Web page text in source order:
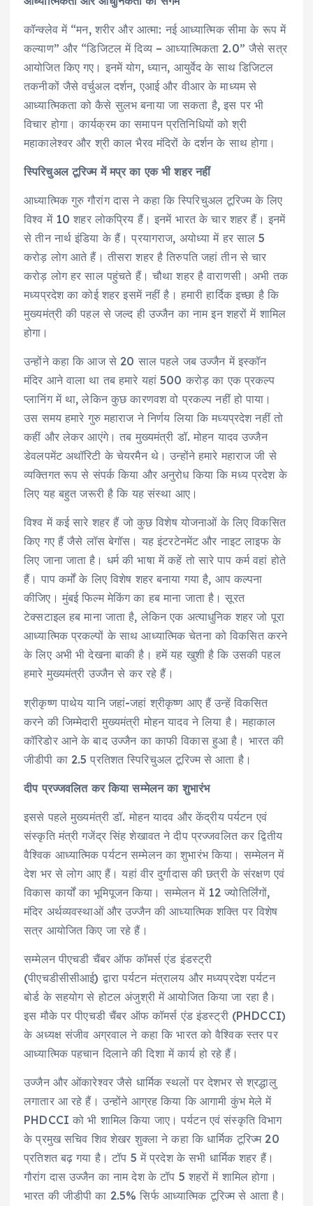
कॉन्क्लेव में “मन, शरीर और आत्मा: नई आध्यात्मिक सीमा के रूप में
कल्याण” और “डिजिटल में दिव्य – आध्यात्मिकता 2.0” जैसे सत्र
आयोजित किए गए। इनमें योग, ध्यान, आयुर्वेद के साथ डिजिटल
तकनीकों जैसे वर्चुअल दर्शन, एआई और वीआर के माध्यम से
आध्यात्मिकता को कैसे सुलभ बनाया जा सकता है, इस पर भी
विचार होगा। कार्यक्रम का समापन प्रतिनिधियों को श्री
महाकालेश्वर और श्री काल भैरव मंदिरों के दर्शन के साथ होगा।
स्पिरिचुअल टूरिज्म में मप्र का एक भी शहर नहीं
आध्यात्मिक गुरु गौरांग दास ने कहा कि स्पिरिचुअल टूरिज्म के लिए
विश्व में 10 शहर लोकप्रिय हैं। इनमें भारत के चार शहर हैं। इनमें
से तीन नार्थ इंडिया के हैं। प्रयागराज, अयोध्या में हर साल 5
करोड़ लोग आते हैं। तीसरा शहर है तिरुपति जहां तीन से चार
करोड़ लोग हर साल पहुंचते हैं। चौथा शहर है वाराणसी। अभी तक
मध्यप्रदेश का कोई शहर इसमें नहीं है। हमारी हार्दिक इच्छा है कि
मुख्यमंत्री की पहल से जल्द ही उज्जैन का नाम इन शहरों में शामिल
होगा।
उन्होंने कहा कि आज से 20 साल पहले जब उज्जैन में इस्कॉन
मंदिर आने वाला था तब हमारे यहां 500 करोड़ का एक प्रकल्प
प्लानिंग में था, लेकिन कुछ कारणवश वो प्रकल्प नहीं हो पाया।
उस समय हमारे गुरु महाराज ने निर्णय लिया कि मध्यप्रदेश नहीं तो
कहीं और लेकर आएंगे। तब मुख्यमंत्री डॉ. मोहन यादव उज्जैन
डेवलपमेंट अथॉरिटी के चेयरमैन थे। उन्होंने हमारे महाराज जी से
व्यक्तिगत रूप से संपर्क किया और अनुरोध किया कि मध्य प्रदेश के
लिए यह बहुत जरूरी है कि यह संस्था आए।
विश्व में कई सारे शहर हैं जो कुछ विशेष योजनाओं के लिए विकसित
किए गए हैं जैसे लॉस बेगॉस। यह इंटरटेनमेंट और नाइट लाइफ के
लिए जाना जाता है। धर्म की भाषा में कहें तो सारे पाप कर्म वहां होते
हैं। पाप कर्मों के लिए विशेष शहर बनाया गया है, आप कल्पना
कीजिए। मुंबई फिल्म मेकिंग का हब माना जाता है। सूरत
टेक्सटाइल हब माना जाता है, लेकिन एक अत्याधुनिक शहर जो पूरा
आध्यात्मिक प्रकल्पों के साथ आध्यात्मिक चेतना को विकसित करने
के लिए अभी भी देखना बाकी है। हमें यह खुशी है कि उसकी पहल
हमारे मुख्यमंत्री उज्जैन से कर रहे हैं।
श्रीकृष्ण पाथेय यानि जहां-जहां श्रीकृष्ण आए हैं उन्हें विकसित
करने की जिम्मेदारी मुख्यमंत्री मोहन यादव ने लिया है। महाकाल
कॉरिडोर आने के बाद उज्जैन का काफी विकास हुआ है। भारत की
जीडीपी का 2.5 प्रतिशत स्पिरिचुअल टूरिज्म से आता है।
दीप प्रज्जवलित कर किया सम्मेलन का शुभारंभ
इससे पहले मुख्यमंत्री डॉ. मोहन यादव और केंद्रीय पर्यटन एवं
संस्कृति मंत्री गजेंद्र सिंह शेखावत ने दीप प्रज्जवलित कर द्वितीय
वैश्विक आध्यात्मिक पर्यटन सम्मेलन का शुभारंभ किया। सम्मेलन में
देश भर से लोग आए हैं। यहां वीर दुर्गादास की छत्री के संरक्षण एवं
विकास कार्यों का भूमिपूजन किया। सम्मेलन में 12 ज्योतिर्लिंगों,
मंदिर अर्थव्यवस्थाओं और उज्जैन की आध्यात्मिक शक्ति पर विशेष
सत्र आयोजित किए जा रहे हैं।
सम्मेलन पीएचडी चैंबर ऑफ कॉमर्स एंड इंडस्ट्री
(पीएचडीसीसीआई) द्वारा पर्यटन मंत्रालय और मध्यप्रदेश पर्यटन
बोर्ड के सहयोग से होटल अंजुश्री में आयोजित किया जा रहा है।
इस मौके पर पीएचडी चैंबर ऑफ कॉमर्स एंड इंडस्ट्री (PHDCCI)
के अध्यक्ष संजीव अग्रवाल ने कहा कि भारत को वैश्विक स्तर पर
आध्यात्मिक पहचान दिलाने की दिशा में कार्य हो रहे हैं।
उज्जैन और ओंकारेश्वर जैसे धार्मिक स्थलों पर देशभर से श्रद्धालु
लगातार आ रहे हैं। उन्होंने आग्रह किया कि आगामी कुंभ मेले में
PHDCCI को भी शामिल किया जाए। पर्यटन एवं संस्कृति विभाग
के प्रमुख सचिव शिव शेखर शुक्ला ने कहा कि धार्मिक टूरिज्म 20
प्रतिशत बढ़ गया है। टॉप 5 में प्रदेश के सभी धार्मिक शहर हैं।
गौरांग दास उज्जैन का नाम देश के टॉप 5 शहरों में शामिल होगा।
भारत की जीडीपी का 2.5% सिर्फ आध्यात्मिक टूरिज्म से आता है।